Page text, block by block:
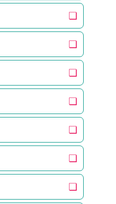
❏
❏
❏
❏
❏
❏
❏